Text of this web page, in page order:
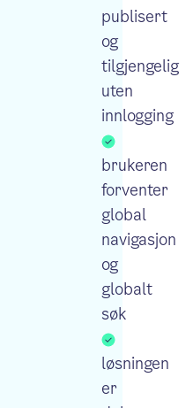
publisert
og
tilgjengelig
uten
innlogging
brukeren
forventer
global
navigasjon
og
globalt
søk
løsningen
er